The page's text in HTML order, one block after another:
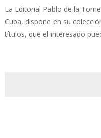
La Editorial Pablo de la
Cuba, dispone en su
títulos, que el interesado